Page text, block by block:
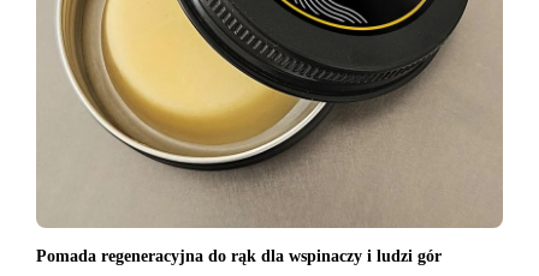
Pomada regeneracyjna do rąk dla wspinaczy i ludzi gór